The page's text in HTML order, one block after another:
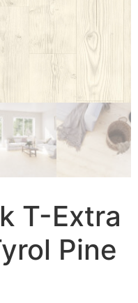
T-Extra
Pine